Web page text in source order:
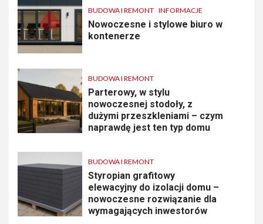
BUDOWA I REMONT INFORMACJE
Nowoczesne i stylowe biuro w
kontenerze
BUDOWA I REMONT
Parterowy, w stylu
nowoczesnej stodoły, z
dużymi przeszkleniami – czym
naprawdę jest ten typ domu
BUDOWA I REMONT
Styropian grafitowy
elewacyjny do izolacji domu –
nowoczesne rozwiązanie dla
wymagających inwestorów